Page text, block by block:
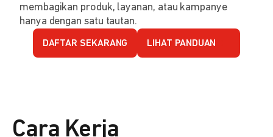
membagikan produk, layanan, atau kampanye
hanya dengan satu tautan.
DAFTAR SEKARANG LIHAT PANDUAN
Cara Kerja